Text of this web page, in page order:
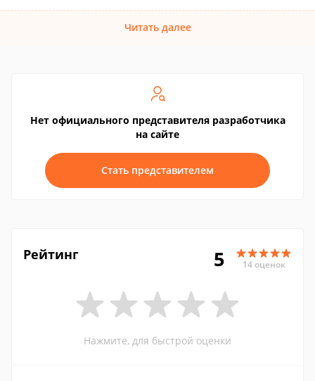
Читать далее
Нет официального представителя разработчика
на сайте
Стать представителем
Рейтинг 5 14 оценок
Нажмите, для быстрой оценки